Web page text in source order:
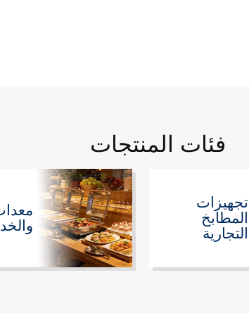
فئات المنتجات
تجهيزات
المطابخ
التجارية